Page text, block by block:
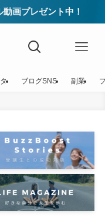
画プレゼント中！
ブログSNS 副業